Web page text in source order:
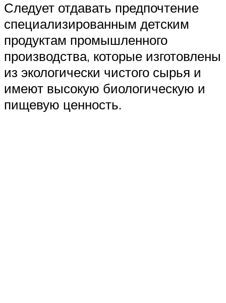
Следует отдавать предпочтение
специализированным детским
продуктам промышленного
производства, которые изготовлены
из экологически чистого сырья и
имеют высокую биологическую и
пищевую ценность.